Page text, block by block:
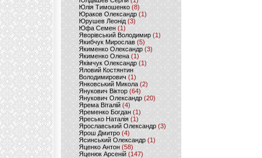
Юлія Тимошенко (8)
Юраков Олександр (1)
Юрушев Леонід (3)
Юфа Семен (1)
Яворівський Володимир (1)
Якибчук Мирослав (5)
Якименко Олександр (3)
Якименко Олена(1)
Якімчук Олександр (1)
Яловий Костянтин
Володимирович (1)
Янковський Микола(2)
Янукович Віктор (64)
Янукович Олександр(20)
Ярема Віталій(4)
Яременко Богдан(1)
Яресько Наталія(1)
Ярославський Олександр (3)
Ярош Дмитро (4)
Ясинський Олександр (1)
Яценко Антон(58)
Яценюк Арсеній (147)